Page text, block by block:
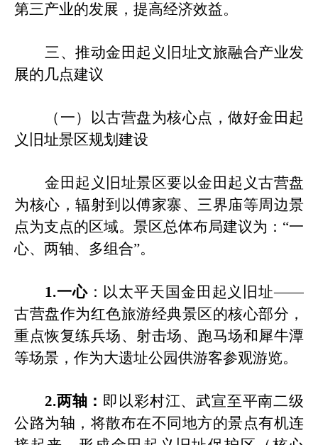
第三产业的发展， 提高经济效益。
三、推动金田起义 旧 址文旅融合产业发
展的几点建议
（一）以古营盘为核心点，做好金田起
义旧址景区规划建设
金田起义 旧 址景区要以金田起义古营盘
为核心，辐射到以傅家寨、三界庙等周边景
点为支点的区域。景区总体布局建议为： “一
心、两轴、多组合”。
1.一心：以太平天国金田起义旧址——
古营盘作为红色旅游经典景区的核心部分，
重点恢复练兵场、射击场、跑马场和犀牛潭
等场景，作为大遗址公园供游客参观游览。
2.两轴： 即以彩村江、武宣至平南二级
公路为轴，将散布在不同地方的景点有机连